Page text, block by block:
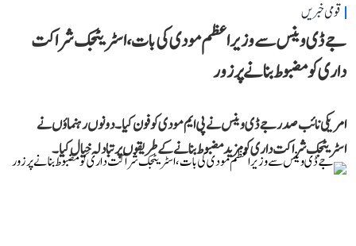
قومی خبریں
جے ڈی وینس سے وزیر اعظم مودی کی بات، اسٹریٹجک شراکت
داری کو مضبوط بنانے پر زور
امریکی نائب صدر جے ڈی وینس نے پی ایم مودی کو فون کیا۔ دونوں رہنماؤں نے
اسٹریٹجک شراکت داری کو مزید مضبوط بنانے کے طریقوں پر تبادلہ خیال کیا۔